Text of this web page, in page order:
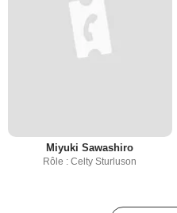
Miyuki Sawashiro
Rôle : Celty Sturluson